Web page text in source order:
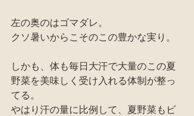
左の奥のはゴマダレ。
クソ暑いからこそのこの豊かな実り。
しかも、体も毎日大汗で大量のこの夏
野菜を美味しく受け入れる体制が整っ
てる。
やはり汗の量に比例して、夏野菜もビ